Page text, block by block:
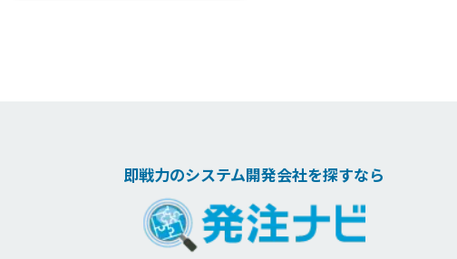
即戦力のシステム開発会社を探すなら